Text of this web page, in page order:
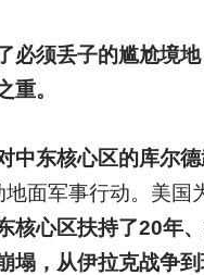
必须丢子的尴尬境
重。
东核心区的库尔德
面军事行动。美国
核心区扶持了20年
，从伊拉克战争到